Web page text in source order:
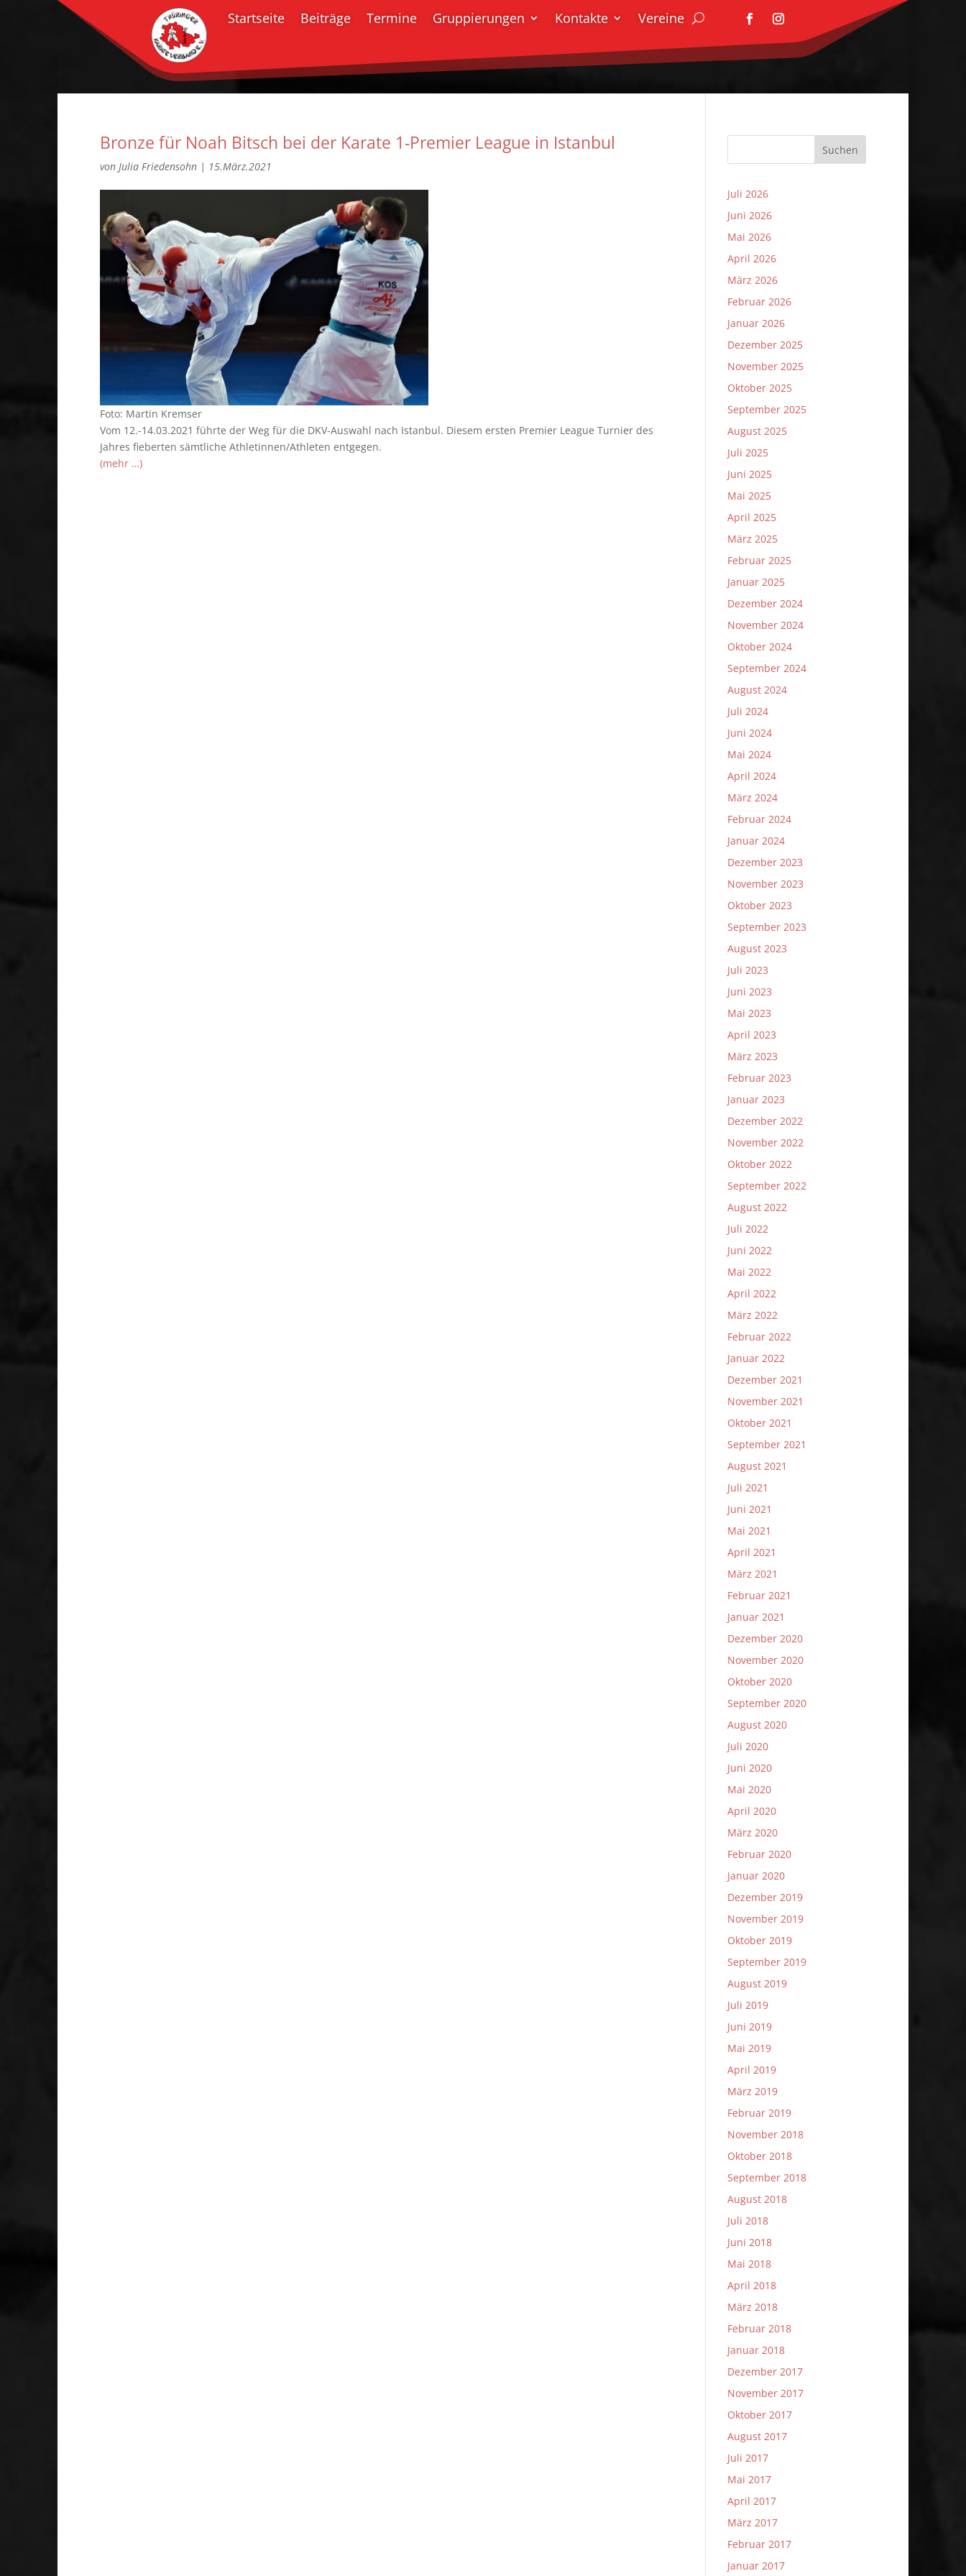
Startseite Beiträge Termine Gruppierungen Kontakte Vereine
Bronze für Noah Bitsch bei der Karate 1-Premier League in Istanbul
vonJulia Friedensohn | 15.März.2021
Foto: Martin Kremser
Vom 12.-14.03.2021 führte der Weg für die DKV-Auswahl nach Istanbul. Diesem ersten Premier League Turnier des
Jahres fieberten sämtliche Athletinnen/Athleten entgegen.
(mehr …)
Suchen
Juli 2026
Juni 2026
Mai 2026
April 2026
März 2026
Februar 2026
Januar 2026
Dezember 2025
November 2025
Oktober 2025
September 2025
August 2025
Juli 2025
Juni 2025
Mai 2025
April 2025
März 2025
Februar 2025
Januar 2025
Dezember 2024
November 2024
Oktober 2024
September 2024
August 2024
Juli 2024
Juni 2024
Mai 2024
April 2024
März 2024
Februar 2024
Januar 2024
Dezember 2023
November 2023
Oktober 2023
September 2023
August 2023
Juli 2023
Juni 2023
Mai 2023
April 2023
März 2023
Februar 2023
Januar 2023
Dezember 2022
November 2022
Oktober 2022
September 2022
August 2022
Juli 2022
Juni 2022
Mai 2022
April 2022
März 2022
Februar 2022
Januar 2022
Dezember 2021
November 2021
Oktober 2021
September 2021
August 2021
Juli 2021
Juni 2021
Mai 2021
April 2021
März 2021
Februar 2021
Januar 2021
Dezember 2020
November 2020
Oktober 2020
September 2020
August 2020
Juli 2020
Juni 2020
Mai 2020
April 2020
März 2020
Februar 2020
Januar 2020
Dezember 2019
November 2019
Oktober 2019
September 2019
August 2019
Juli 2019
Juni 2019
Mai 2019
April 2019
März 2019
Februar 2019
November 2018
Oktober 2018
September 2018
August 2018
Juli 2018
Juni 2018
Mai 2018
April 2018
März 2018
Februar 2018
Januar 2018
Dezember 2017
November 2017
Oktober 2017
August 2017
Juli 2017
Mai 2017
April 2017
März 2017
Februar 2017
Januar 2017